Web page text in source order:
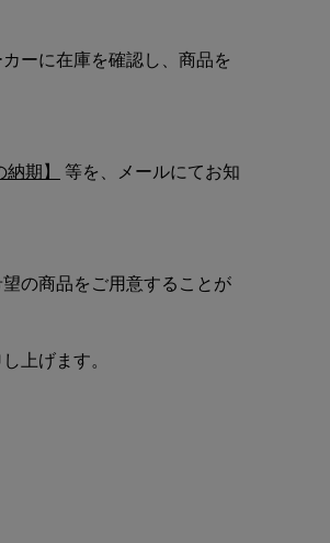
ーに在庫を確認し、商品を
納期】 等を、メールにてお知
の商品をご用意することが
上げます。